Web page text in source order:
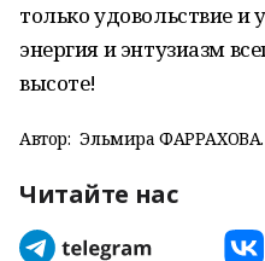
только удовольствие и
энергия и энтузиазм
высоте!
Автор: Эльмира ФАРРАХОВА.
Читайте нас